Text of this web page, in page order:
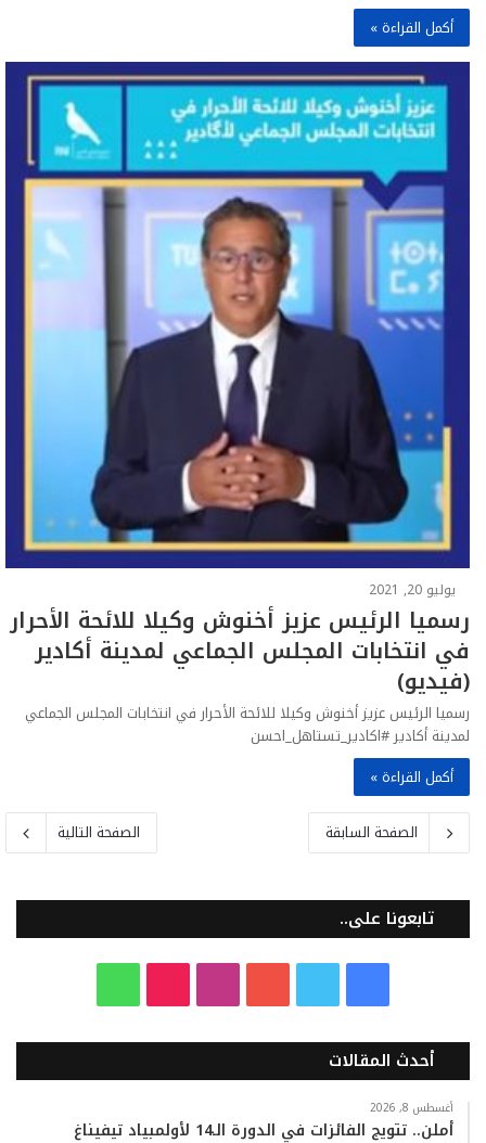
أكمل القراءة »
يوليو 20, 2021
رسميا الرئيس عزيز أخنوش وكيلا للائحة الأحرار
في انتخابات المجلس الجماعي لمدينة أكادير
(فيديو)
رسميا الرئيس عزيز أخنوش وكيلا للائحة الأحرار في انتخابات المجلس الجماعي
لمدينة أكادير #اكادير_تستاهل_احسن
أكمل القراءة »
الصفحة السابقة الصفحة التالية
تابعونا على..
س
ب
ي
ت
ت
س
ت
k
ت
س
أحدث المقالات
أغسطس 8, 2026
أملن.. تتويج الفائزات في الدورة الـ14 لأولمبياد تيفيناغ